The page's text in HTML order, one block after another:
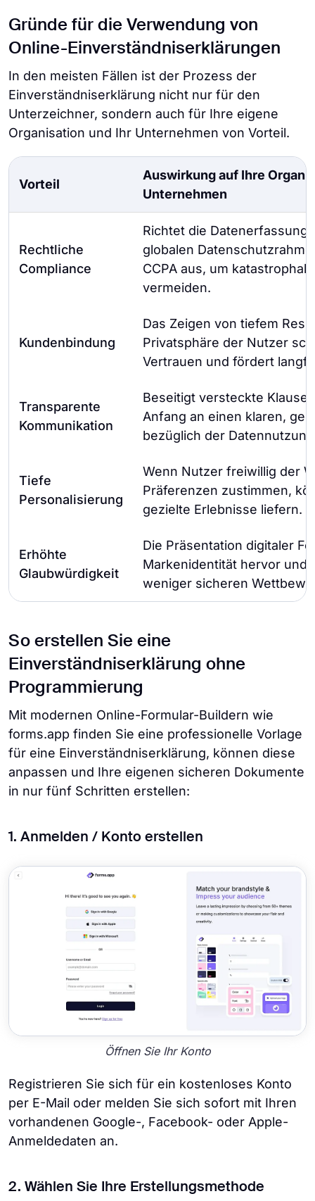
Gründe für die Verwendung von
Online-Einverständniserklärungen
In den meisten Fällen ist der Prozess der
Einverständniserklärung nicht nur für den
Unterzeichner, sondern auch für Ihre eigene
Organisation und Ihr Unternehmen von Vorteil.
Vorteil
Auswirkung auf Ihre
Unternehmen
Rechtliche
Compliance
Richtet die Datenerfassung
globalen
CCPA aus, um
vermeiden.
Kundenbindung
Das Zeigen von tiefem
Privatsphäre der Nutzer
Vertrauen und fördert
Transparente
Kommunikation
Beseitigt versteckte
Anfang an einen klaren,
bezüglich der
Tiefe
Personalisierung
Wenn Nutzer freiwillig der
Präferenzen zustimmen,
gezielte Erlebnisse liefern.
Erhöhte
Glaubwürdigkeit
Die Präsentation digitaler
Markenidentität hervor und
weniger sicheren
So erstellen Sie eine
Einverständniserklärung ohne
Programmierung
Mit modernen Online-Formular-Buildern wie
forms.app finden Sie eine professionelle Vorlage
für eine Einverständniserklärung, können diese
anpassen und Ihre eigenen sicheren Dokumente
in nur fünf Schritten erstellen:
1. Anmelden / Konto erstellen
Öffnen Sie Ihr Konto
Registrieren Sie sich für ein kostenloses Konto
per E-Mail oder melden Sie sich sofort mit Ihren
vorhandenen Google-, Facebook- oder Apple-
Anmeldedaten an.
2. Wählen Sie Ihre Erstellungsmethode